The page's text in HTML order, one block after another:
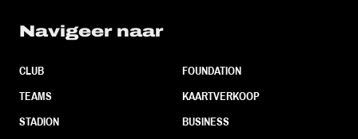
Navigeer naar
CLUB
TEAMS
STADION
FOUNDATION
KAARTVERKOOP
BUSINESS